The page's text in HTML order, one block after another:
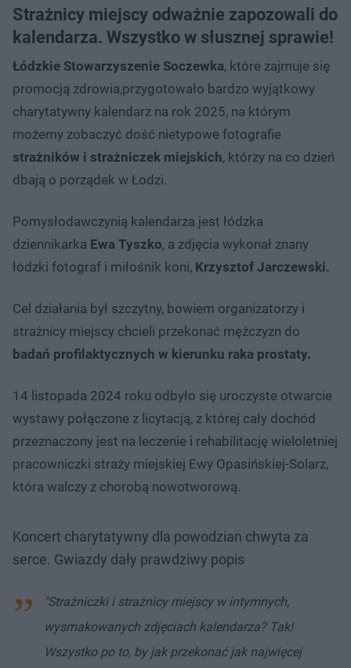
Strażnicy miejscy odważnie zapozowali do
kalendarza. Wszystko w słusznej sprawie!
Łódzkie Stowarzyszenie Soczewka, które zajmuje się
promocją zdrowia,przygotowało bardzo wyjątkowy
charytatywny kalendarz na rok 2025, na którym
możemy zobaczyć dość nietypowe fotografie
strażników i strażniczek miejskich, którzy na co dzień
dbają o porządek w Łodzi.
Pomysłodawczynią kalendarza jest łódzka
dziennikarka Ewa Tyszko, a zdjęcia wykonał znany
łódzki fotograf i miłośnik koni, Krzysztof Jarczewski.
Cel działania był szczytny, bowiem organizatorzy i
strażnicy miejscy chcieli przekonać mężczyzn do
badań profilaktycznych w kierunku raka prostaty.
14 listopada 2024 roku odbyło się uroczyste otwarcie
wystawy połączone z licytacją, z której cały dochód
przeznaczony jest na leczenie i rehabilitację wieloletniej
pracowniczki straży miejskiej Ewy Opasińskiej-Solarz,
która walczy z chorobą nowotworową.
Koncert charytatywny dla powodzian chwyta za
serce. Gwiazdy dały prawdziwy popis
"Strażniczki i strażnicy miejscy w intymnych,
wysmakowanych zdjęciach kalendarza? Tak!
Wszystko po to, by jak przekonać jak najwięcej